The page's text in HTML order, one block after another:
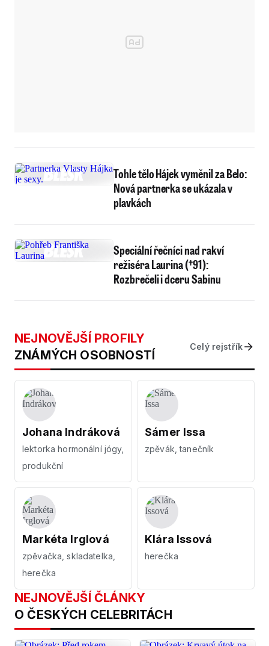
Tohle tělo Hájek vyměnil za Belo:
Nová partnerka se ukázala v
plavkách
Speciální řečníci nad rakví
režiséra Laurina (†91):
Rozbrečeli i dceru Sabinu
NEJNOVĚJŠÍ PROFILY
ZNÁMÝCH OSOBNOSTÍ
Celý rejstřík
Johana Indráková
lektorka hormonální jógy,
produkční
Sámer Issa
zpěvák, tanečník
Markéta Irglová
zpěvačka, skladatelka,
herečka
Klára Issová
herečka
NEJNOVĚJŠÍ ČLÁNKY
O ČESKÝCH CELEBRITÁCH